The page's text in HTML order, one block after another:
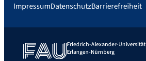
ImpressumDatenschutzBarrierefreiheit
Friedrich-Alexander-Universität
Erlangen-Nürnberg